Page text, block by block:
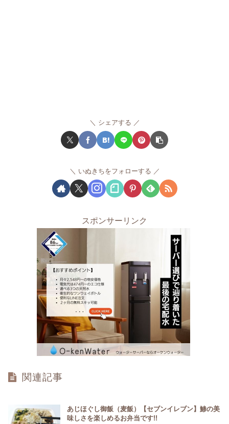
シェアする
いぬきちをフォローする
スポンサーリンク
関連記事
あじほぐし御飯（麦飯）【セブンイレブン】鯵の美
味しさを楽しめるお弁当です!!